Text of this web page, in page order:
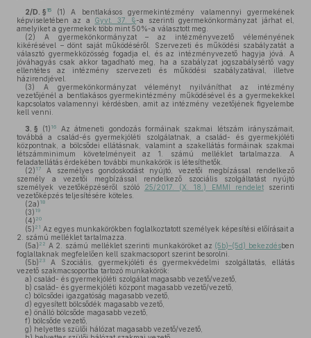
2/D. § 15 (1) A bentlakásos gyermekintézmény valamennyi gyermekének
képviseletében az a Gyvt. 37. §-a szerinti gyermekönkormányzat járhat el,
amelyiket a gyermekek több mint 50%-a választott meg.
(2) A gyermekönkormányzat – az intézményvezető véleményének
kikérésével – dönt saját működéséről. Szervezeti és működési szabályzatát a
választó gyermekközösség fogadja el, és az intézményvezető hagyja jóvá. A
jóváhagyás csak akkor tagadható meg, ha a szabályzat jogszabálysértő vagy
ellentétes az intézmény szervezeti és működési szabályzatával, illetve
házirendjével.
(3) A gyermekönkormányzat véleményt nyilváníthat az intézmény
vezetőjénél a bentlakásos gyermekintézmény működésével és a gyermekekkel
kapcsolatos valamennyi kérdésben, amit az intézmény vezetőjének figyelembe
kell venni.
3. § (1) 16
Az átmeneti gondozás formáinak szakmai létszám irányszámait,
továbbá a család-és gyermekjóléti szolgálatnak, a család- és gyermekjóléti
központnak, a bölcsődei ellátásnak, valamint a szakellátás formáinak szakmai
létszámminimum követelményeit az 1. számú melléklet tartalmazza. A
feladatellátás érdekében további munkakörök is létesíthetők.
(2) 17
A személyes gondoskodást nyújtó, vezetői megbízással rendelkező
személy a vezetői megbízással rendelkező szociális szolgáltatást nyújtó
személyek vezetőképzéséről szóló
25/2017. (X. 18.) EMMI rendeletszerinti
vezetőképzés teljesítésére köteles.
(2a) 18
(3) 19
(4) 20
(5) 21 Az egyes munkakörökben foglalkoztatott személyek képesítési előírásait a
2. számú melléklet tartalmazza.
(5a) 22 A 2. számú melléklet szerinti munkaköröket az (5b)–(5d) bekezdésben
foglaltaknak megfelelően kell szakmacsoport szerint besorolni.
(5b) 23
A Szociális, gyermekjóléti és gyermekvédelmi szolgáltatás, ellátás
vezető szakmacsoportba tartozó munkakörök:
a) család- és gyermekjóléti szolgálat magasabb vezető/vezető,
b) család- és gyermekjóléti központ magasabb vezető/vezető,
c) bölcsődei igazgatóság magasabb vezető,
d) egyesített bölcsődék magasabb vezető,
e) önálló bölcsőde magasabb vezető,
f) bölcsőde vezető,
g) helyettes szülői hálózat magasabb vezető/vezető,